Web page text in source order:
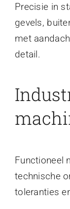
Precisie in
gevels,
met
detail.
Functioneel
technische
toleranties